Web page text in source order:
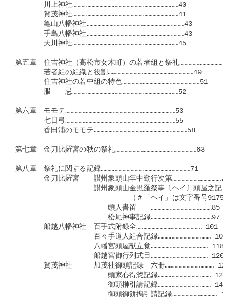
川上神社……………………………………………………………………40
賀茂神社……………………………………………………………………41
亀山八幡神社………………………………………………………………43
手島八幡神社………………………………………………………………43
天川神社……………………………………………………………………45
第五章　住吉神社（高松市女木町）の若者組と祭礼
若者組の組織と役割………………………………………………………49
住吉神社の若中組の特色…………………………………………………51
服　　忌……………………………………………………………………52
第六章　モモテ………………………………………………………………………53
七日弓………………………………………………………………………55
香田浦のモモテ……………………………………………………………58
第七章　金刀比羅宮の秋の祭礼……………………………………………………63
第八章　祭礼に関する記録…………………………………………………………71
金刀比羅宮　　讃州象頭山年中勤行次第
讃州象頭山金毘羅祭事〔ヘイ〕頭屋之記
（＃「ヘイ」は文字番号9175）
頭人書留　　………………………………………85
松尾神事記録………………………………………97
船越八幡神社　百手式附録全………………………………………… 101
百々手道人組合記録………………………………… 104
八幡宮頭屋献立覚…………………………………… 118
船越宮御行列式目…………………………………… 120
賀茂神社　　　加茂社御頭記録　六冊………………………………
頭家心得惣記録………………………………… 127
御頭榊引請記録………………………………… 141
御頭御餅搗引請記録……………………………